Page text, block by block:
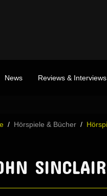
News Reviews & Interviews
Hörspiele & Bücher